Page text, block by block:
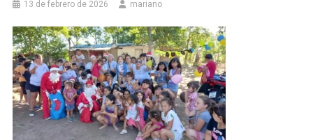
13 de febrero de 2026 mariano